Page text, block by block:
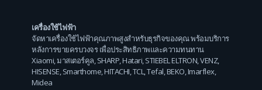
เครื่องใช้ไฟฟ้า
จัดหาเครื่องใช้ไฟฟ้าคุณภาพสูงสำหรับธุรกิจของคุณ พร้อมบริการ
หลังการขายครบวงจร เพื่อประสิทธิภาพและความทนทาน
Xiaomi มาสเตอร์คูล SHARP Hatari STIEBEL ELTRON VENZ,
HISENSE Smarthome HITACHI TCL Tefal BEKO Imarflex
Midea